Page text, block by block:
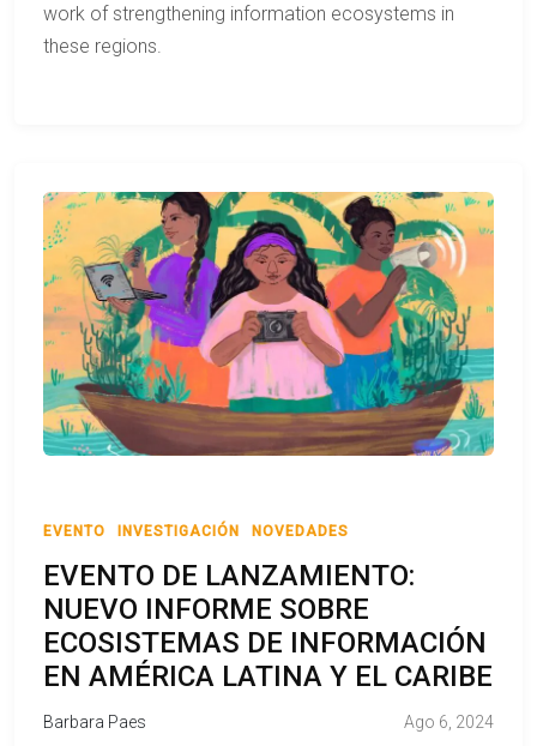
work of strengthening information ecosystems in
these regions.
EVENTO INVESTIGACIÓN NOVEDADES
EVENTO DE LANZAMIENTO:
NUEVO INFORME SOBRE
ECOSISTEMAS DE INFORMACIÓN
EN AMÉRICA LATINA Y EL CARIBE
Barbara Paes Ago 6, 2024